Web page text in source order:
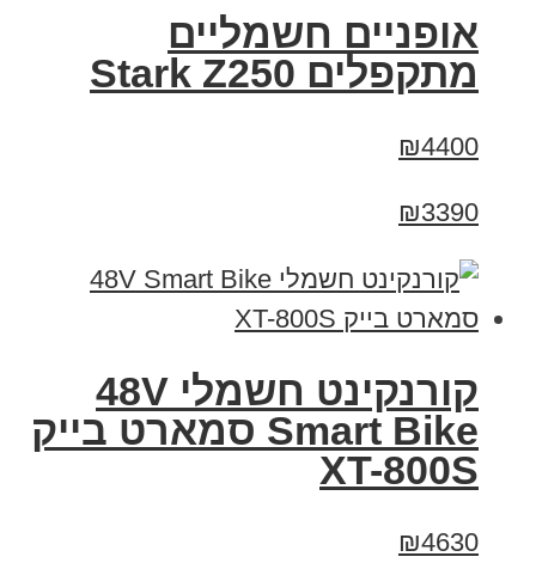
‏אופניים חשמליים
‏מתקפלים Stark Z250
₪4400
₪3390
קורנקינט חשמלי 48V
Smart Bike סמארט בייק
XT-800S
₪4630